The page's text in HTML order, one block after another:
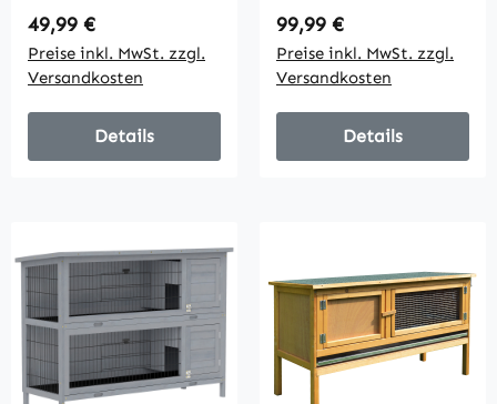
aufklappbar
Bitumendach
herausziehbarer
Schublade 90x45x65
cm Orange
Regulärer Preis:
49,99 €
Preise inkl. MwSt. zzgl.
Versandkosten
Details
cm Kaninchenkäfig
mit wetterfest
Bitumendach,
Freilaufgehege,
Rampe,
abschließbare
Türen, Hasenkäfig
Regulärer Preis:
99,99 €
Preise inkl. MwSt. zzgl.
Versandkosten
Details